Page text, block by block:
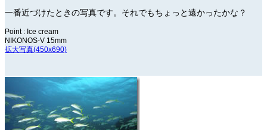
一番近づけたときの写真です。それでもちょっと遠かったかな？
Point : Ice cream
NIKONOS-V 15mm
拡大写真(450x690)